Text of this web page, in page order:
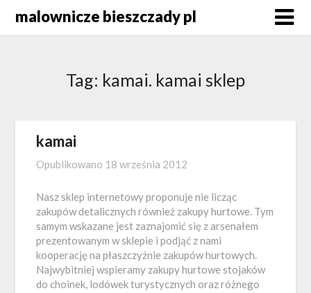
malownicze bieszczady pl
Tag: kamai. kamai sklep
kamai
Opublikowano 18 września 2012
Nasz sklep internetowy proponuje nie licząc
zakupów detalicznych również zakupy hurtowe. Tym
samym wskazane jest zaznajomić się z arsenałem
prezentowanym w sklepie i podjąć z nami
kooperację na płaszczyźnie zakupów hurtowych.
Najwybitniej wspieramy zakupy hurtowe stojaków
do choinek, lodówek turystycznych oraz różnego